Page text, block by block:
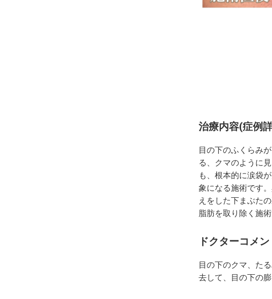
治療内容(症例
目の下のふくらみ
る、クマのように
も、根本的に涙袋
象になる施術です
えをした下まぶた
脂肪を取り除く施術
ドクターコメン
目の下のクマ、た
去して、目の下の